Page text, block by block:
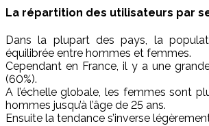
La répartition des utilisateurs par
Dans la plupart des pays, la
équilibrée entre hommes et femmes.
Cependant en France, il y a une
(60%).
A l’échelle globale, les femmes sont
hommes jusqu’à l’âge de 25 ans.
Ensuite la tendance s’inverse